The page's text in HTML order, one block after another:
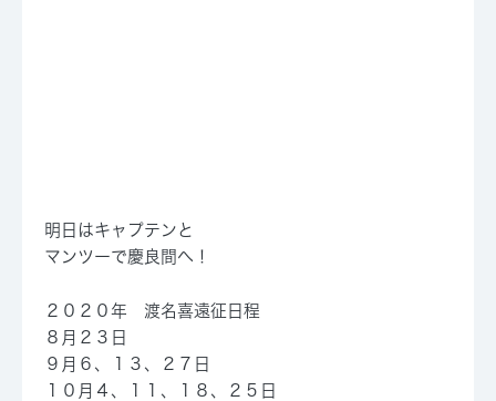
明日はキャプテンと
マンツーで慶良間へ！
２０２０年 渡名喜遠征日程
８月２３日
９月６、１３、２７日
１０月４、１１、１８、２５日